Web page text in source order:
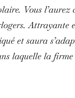
Vous
Attrayante
et saura
laquelle la